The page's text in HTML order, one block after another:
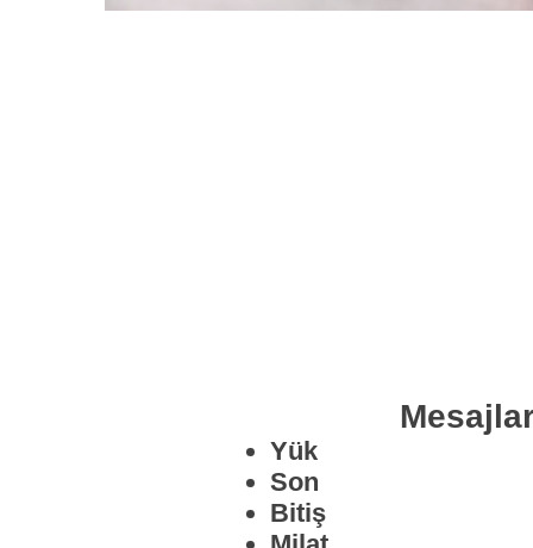
Yük
Son
Bitiş